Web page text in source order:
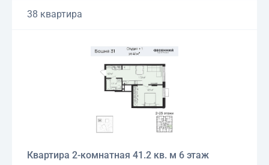
38 квартира
Квартира 2-комнатная 41.2 кв. м 6 этаж